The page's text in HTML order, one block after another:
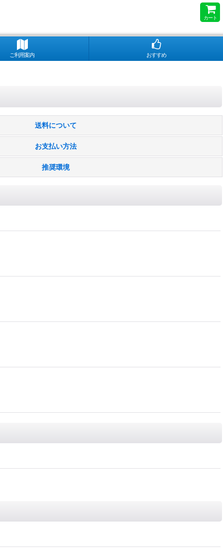
カート
ご利用案内 おすすめ
送料について
お支払い方法
推奨環境